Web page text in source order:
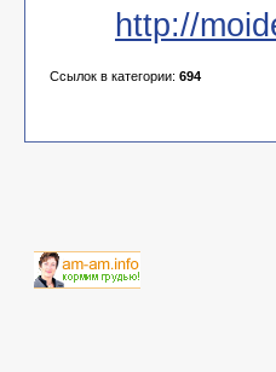
http://
Ссылок в категории: 694